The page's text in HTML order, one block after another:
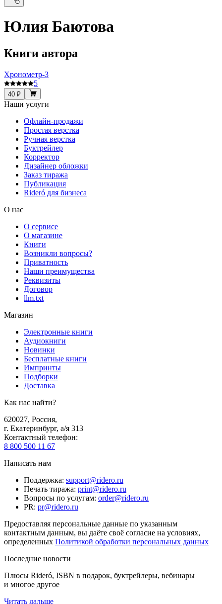
Юлия Баютова
Книги автора
Хронометр-3
5
40 ₽
Наши услуги
Офлайн-продажи
Простая верстка
Ручная верстка
Буктрейлер
Корректор
Дизайнер обложки
Заказ тиража
Публикация
Rideró для бизнеса
О нас
О сервисе
О магазине
Книги
Возникли вопросы?
Приватность
Наши преимущества
Реквизиты
Договор
llm.txt
Магазин
Электронные книги
Аудиокниги
Новинки
Бесплатные книги
Импринты
Подборки
Доставка
Как нас найти?
620027, Россия,
г. Екатеринбург, а/я 313
Контактный телефон:
8 800 500 11 67
Написать нам
Поддержка: support@ridero.ru
Печать тиража: print@ridero.ru
Вопросы по услугам: order@ridero.ru
PR: pr@ridero.ru
Предоставляя персональные данные по указанным
контактным данным, вы даёте своё согласие на условиях,
определенных Политикой обработки персональных данных
Последние новости
Плюсы Rideró, ISBN в подарок, буктрейлеры, вебинары
и многое другое
Читать дальше